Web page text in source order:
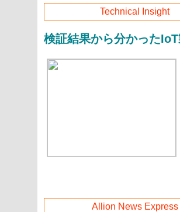
Technical Insight
検証結果から分かった
Allion News Express